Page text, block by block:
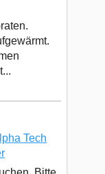
Tech